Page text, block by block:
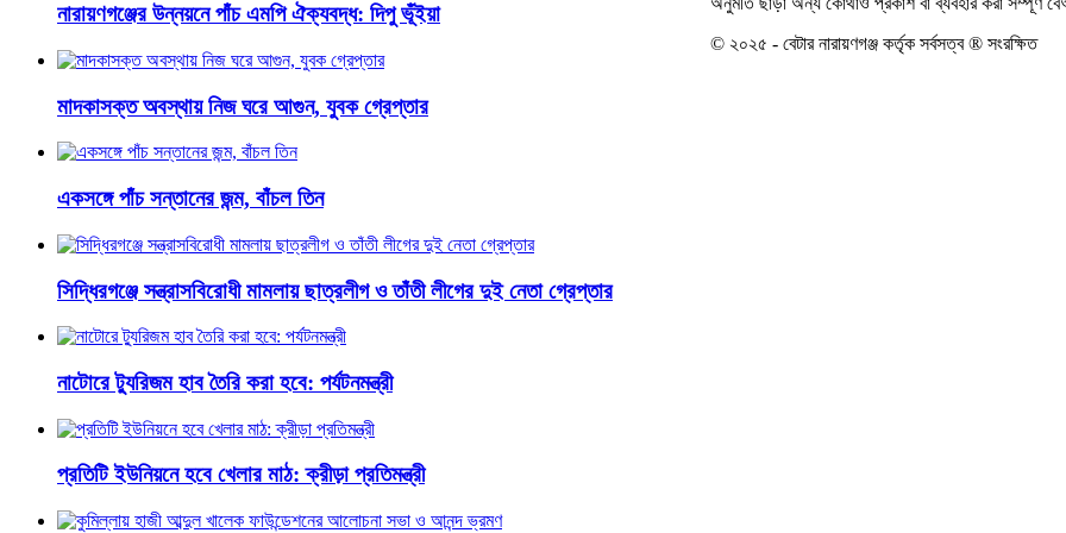
নারায়ণগঞ্জের উন্নয়নে পাঁচ এমপি ঐক্যবদ্ধ: দিপু ভূঁইয়া
মাদকাসক্ত অবস্থায় নিজ ঘরে আগুন, যুবক গ্রেপ্তার
একসঙ্গে পাঁচ সন্তানের জন্ম, বাঁচল তিন
সিদ্ধিরগঞ্জে সন্ত্রাসবিরোধী মামলায় ছাত্রলীগ ও তাঁতী লীগের দুই নেতা গ্রেপ্তার
নাটোরে ট্যুরিজম হাব তৈরি করা হবে: পর্যটনমন্ত্রী
প্রতিটি ইউনিয়নে হবে খেলার মাঠ: ক্রীড়া প্রতিমন্ত্রী
© ২০২৫ - বেটার নারায়ণগঞ্জ কর্তৃক সর্বসত্ব ® সংরক্ষিত